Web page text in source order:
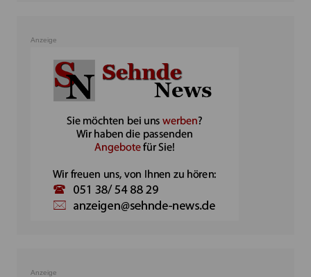
Anzeige
Anzeige